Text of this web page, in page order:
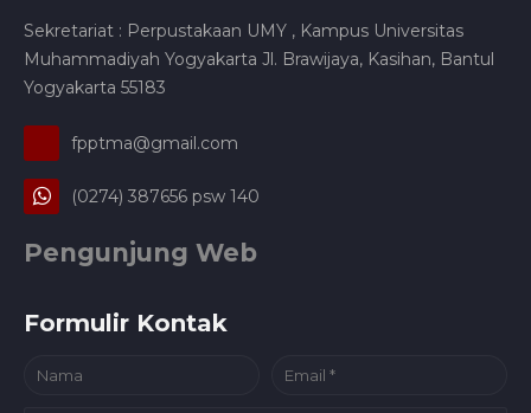
Sekretariat : Perpustakaan UMY , Kampus Universitas
Muhammadiyah Yogyakarta Jl. Brawijaya, Kasihan, Bantul
Yogyakarta 55183
fpptma@gmail.com
(0274) 387656 psw 140
Pengunjung Web
Formulir Kontak